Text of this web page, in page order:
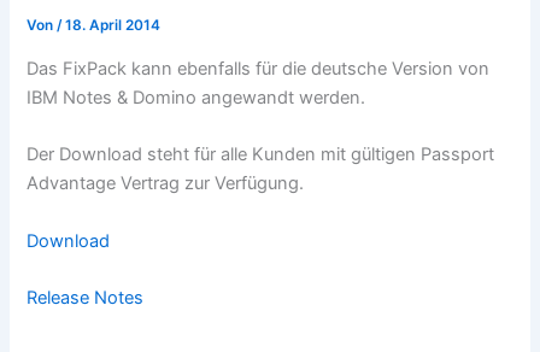
Von/18. April 2014
Das FixPack kann ebenfalls für die deutsche Version von
IBM Notes & Domino angewandt werden.
Der Download steht für alle Kunden mit gültigen Passport
Advantage Vertrag zur Verfügung.
Download
Release Notes